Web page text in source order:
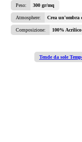
Peso: 300 gr/mq
Atmosphere: Crea un'ombra
Composizione: 100%
Tende da sole